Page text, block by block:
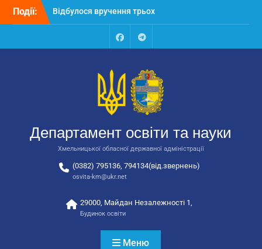
Перейти
Події:
автобусів для потреб
закладів освіти
Відбулося засідання
колегії Департаменту
державної адміністрації
Відбулась обласна
відповідальних за
виховання
FacebookTalegram
Департамент освіти та науки
Хмельницької обласної державної адміністрації
(0382) 795136, 794134(від.звернень)
osvita-km@ukr.net
29000, Майдан Незалежності 1,
Будинок освіти
Меню